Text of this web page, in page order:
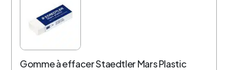
Gomme à effacer Staedtler Mars Plastic